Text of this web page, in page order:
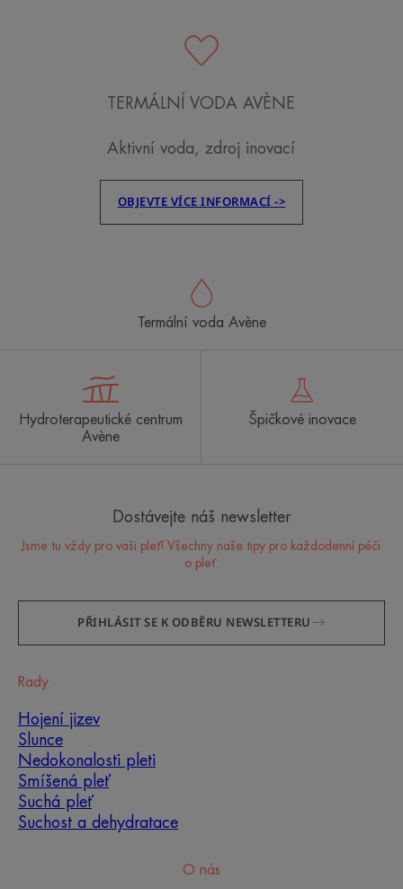
TERMÁLNÍ VODA AVÈNE
Aktivní voda, zdroj inovací
OBJEVTE VÍCE INFORMACÍ ->
Termální voda Avène
Hydroterapeutické centrum
Avène
Špičkové inovace
Dostávejte náš newsletter
Jsme tu vždy pro vaši pleť! Všechny naše tipy pro každodenní péči
o pleť.
PŘIHLÁSIT SE K ODBĚRU NEWSLETTERU
Rady
Hojení jizev
Slunce
Nedokonalosti pleti
Smíšená pleť
Suchá pleť
Suchost a dehydratace
O nás